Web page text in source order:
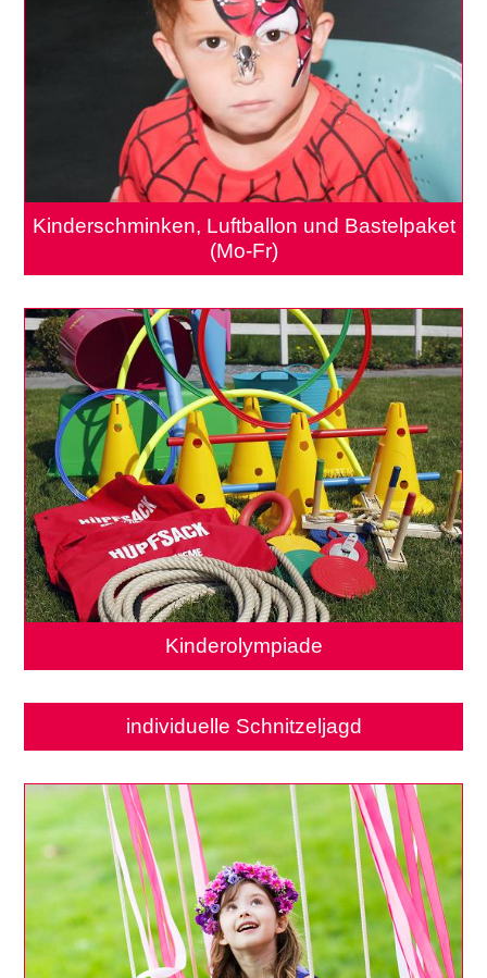
Kinderschminken, Luftballon und Bastelpaket
(Mo-Fr)
Kinderolympiade
individuelle Schnitzeljagd